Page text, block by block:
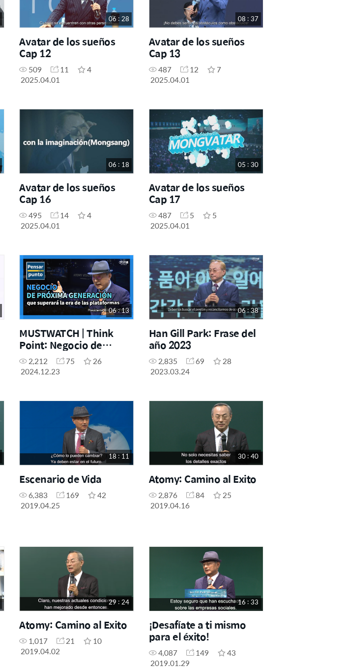
06 : 28
Avatar de los sueños
Cap 12
509 11
4
2025.04.01
08 : 37
Avatar de los sueños
Cap 13
487 12
7
2025.04.01
06 : 18
Avatar de los sueños
Cap 16
495 14
4
2025.04.01
05 : 30
Avatar de los sueños
Cap 17
487 5
5
2025.04.01
06 : 13
MUSTWATCH | Think
Point: Negocio de
próxima generación que
superará la era de las
2,212 75
26
2024.12.23
06 : 38
Han Gill Park: Frase del
año 2023
2,835 69
28
2023.03.24
18 : 11
Escenario de Vida
6,383 169
42
2019.04.25
30 : 40
Atomy: Camino al Exito
2,876 84
25
2019.04.16
29 : 24
Atomy: Camino al Exito
1,017 21
10
2019.04.02
16 : 33
¡Desafíate a ti mismo
para el éxito!
4,087 149
43
2019.01.29